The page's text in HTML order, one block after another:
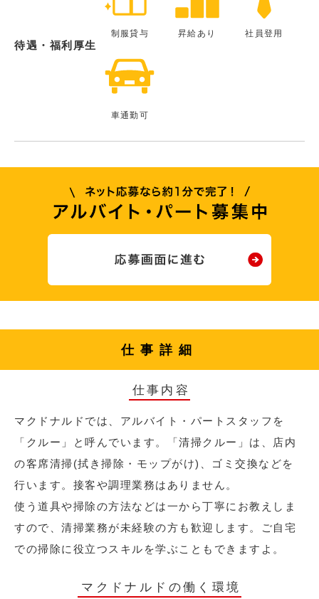
待遇・福利厚生
制服貸与 昇給あり 社員登用
車通勤可
仕事詳細
仕事内容
マクドナルドでは、アルバイト・パートスタッフを
「クルー」と呼んでいます。「清掃クルー」は、店内
の客席清掃(拭き掃除・モップがけ)、ゴミ交換などを
行います。接客や調理業務はありません。
使う道具や掃除の方法などは一から丁寧にお教えしま
すので、清掃業務が未経験の方も歓迎します。ご自宅
での掃除に役立つスキルを学ぶこともできますよ。
マクドナルドの働く環境